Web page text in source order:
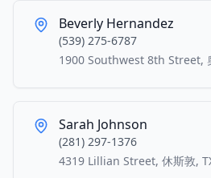
Beverly Hernandez
(539) 275-6787
1900 Southwest 8th Street,
Sarah Johnson
(281) 297-1376
4319 Lillian Street, 休斯敦,